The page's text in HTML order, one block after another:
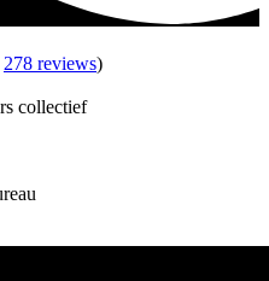
278 reviews)